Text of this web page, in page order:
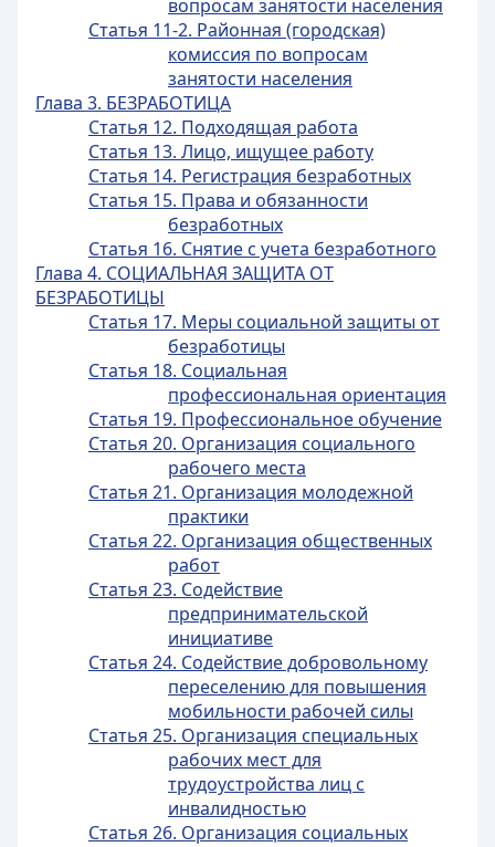
вопросам занятости населения
Статья 11-2. Районная (городская)
комиссия по вопросам
занятости населения
Глава 3. БЕЗРАБОТИЦА
Статья 12. Подходящая работа
Статья 13. Лицо, ищущее работу
Статья 14. Регистрация безработных
Статья 15. Права и обязанности
безработных
Статья 16. Снятие с учета безработного
Глава 4. СОЦИАЛЬНАЯ ЗАЩИТА ОТ
БЕЗРАБОТИЦЫ
Статья 17. Меры социальной защиты от
безработицы
Статья 18. Социальная
профессиональная ориентация
Статья 19. Профессиональное обучение
Статья 20. Организация социального
рабочего места
Статья 21. Организация молодежной
практики
Статья 22. Организация общественных
работ
Статья 23. Содействие
предпринимательской
инициативе
Статья 24. Содействие добровольному
переселению для повышения
мобильности рабочей силы
Статья 25. Организация специальных
рабочих мест для
трудоустройства лиц с
инвалидностью
Статья 26. Организация социальных